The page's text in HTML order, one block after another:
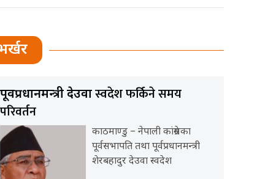
पूर्वप्रधानमन्त्री देउवास्वदेश फर्किने समय
परिवर्तन
काठमाण्डु – नेपाली कांग्रेसका
पूर्वसभापति तथा पूर्वप्रधानमन्त्री
शेरबहादुर देउवा स्वदेश